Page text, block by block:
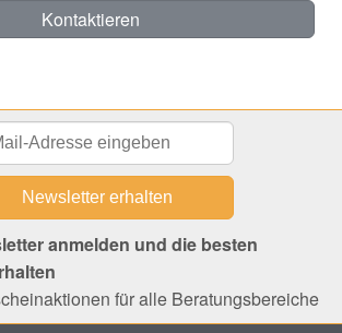
Kontaktieren
anmelden und die besten
für alle Beratungsbereiche